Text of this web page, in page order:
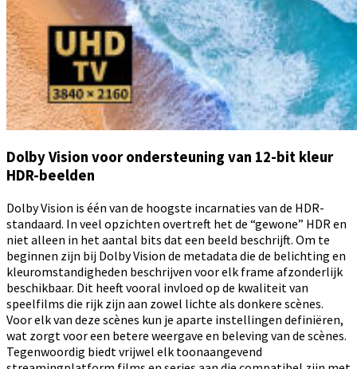
Dolby Vision voor ondersteuning van 12-bit kleur
HDR-beelden
Dolby Vision is één van de hoogste incarnaties van de HDR-
standaard. In veel opzichten overtreft het de “gewone” HDR en
niet alleen in het aantal bits dat een beeld beschrijft. Om te
beginnen zijn bij Dolby Vision de metadata die de belichting en
kleuromstandigheden beschrijven voor elk frame afzonderlijk
beschikbaar. Dit heeft vooral invloed op de kwaliteit van
speelfilms die rijk zijn aan zowel lichte als donkere scènes.
Voor elk van deze scènes kun je aparte instellingen definiëren,
wat zorgt voor een betere weergave en beleving van de scènes.
Tegenwoordig biedt vrijwel elk toonaangevend